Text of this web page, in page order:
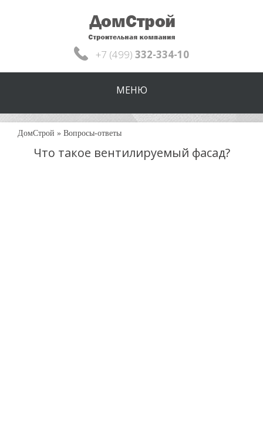
+7 (499) 332-334-10
МЕНЮ
ДомСтрой » Вопросы-ответы
Что такое вентилируемый фасад?